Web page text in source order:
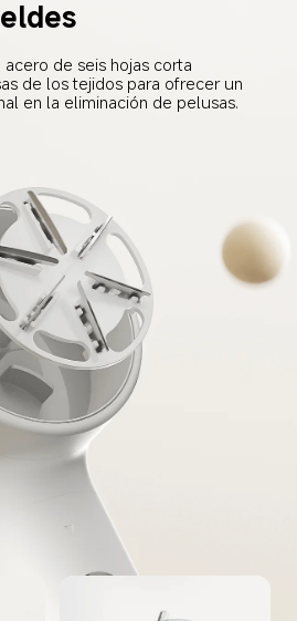
de seis hojas corta
de los tejidos para ofrecer un
en la eliminación de pelusas.